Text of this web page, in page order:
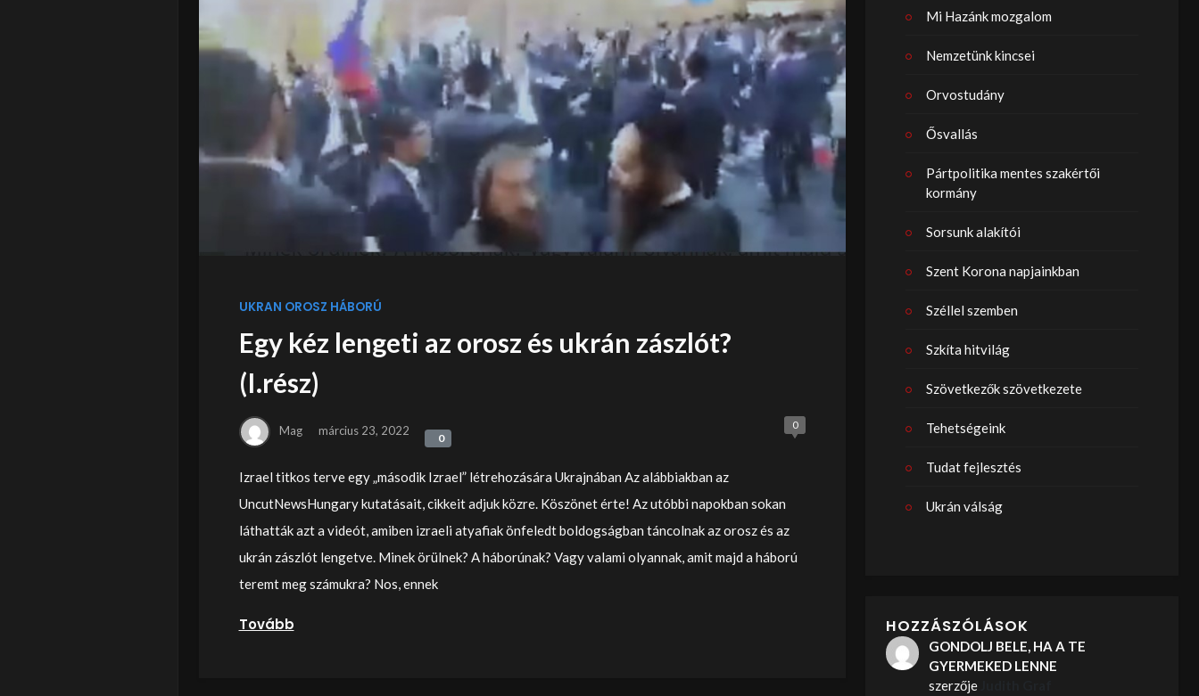
UKRAN OROSZ HÁBORÚ
Egy kéz lengeti az orosz és ukrán zászlót?
(I.rész)
Mag március 23, 2022
0
0
Izrael titkos terve egy „második Izrael” létrehozására Ukrajnában Az alábbiakban az
UncutNewsHungary kutatásait, cikkeit adjuk közre. Köszönet érte! Az utóbbi napokban sokan
láthatták azt a videót, amiben izraeli atyafiak önfeledt boldogságban táncolnak az orosz és az
ukrán zászlót lengetve. Minek örülnek? A háborúnak? Vagy valami olyannak, amit majd a háború
teremt meg számukra? Nos, ennek
Tovább
Mi Hazánk mozgalom
Nemzetünk kincsei
Orvostudány
Ősvallás
Pártpolitika mentes szakértői
kormány
Sorsunk alakítói
Szent Korona napjainkban
Széllel szemben
Szkíta hitvilág
Szövetkezők szövetkezete
Tehetségeink
Tudat fejlesztés
Ukrán válság
HOZZÁSZÓLÁSOK
GONDOLJ BELE, HA A TE
GYERMEKED LENNE
szerzője